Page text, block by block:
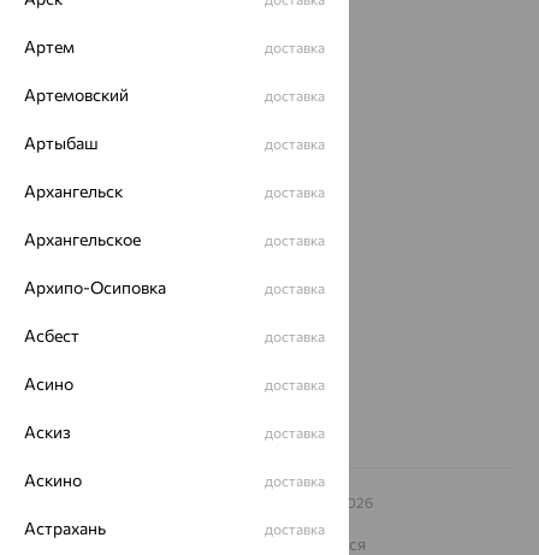
Каталог
Акции
Доставка
Покупателям
О нас
Магазины и доставка
еще 3
8 (800) 250-02-30
– 2026
Архив акций
На информационном ресурсе применяются
Артем доставка
Артемовский доставка
Артыбаш доставка
Архангельск доставка
Архангельское доставка
Архипо-Осиповка доставка
Асбест доставка
Асино доставка
Аскиз доставка
Аскино доставка
Астрахань доставка